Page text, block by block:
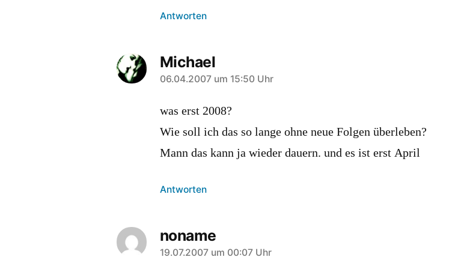
Antworten
Michael
sagt:
06.04.2007 um 15:50 Uhr
was erst 2008?
Wie soll ich das so lange ohne neue Folgen überleben?
Mann das kann ja wieder dauern. und es ist erst April
Antworten
noname
sagt:
19.07.2007 um 00:07 Uhr